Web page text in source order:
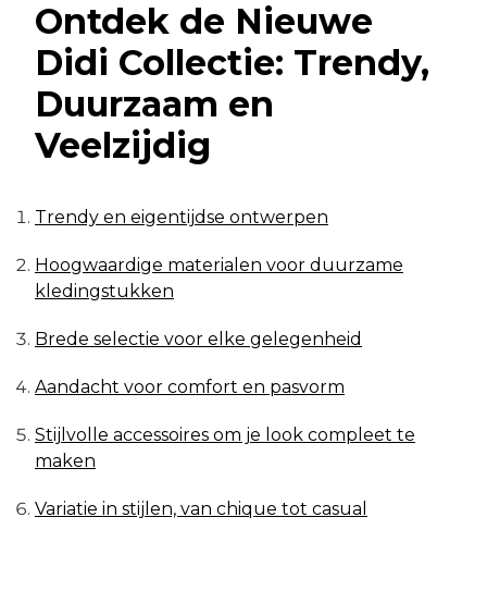
Ontdek de Nieuwe
Didi Collectie: Trendy,
Duurzaam en
Veelzijdig
Trendy en eigentijdse ontwerpen
Hoogwaardige materialen voor duurzame
kledingstukken
Brede selectie voor elke gelegenheid
Aandacht voor comfort en pasvorm
Stijlvolle accessoires om je look compleet te
maken
Variatie in stijlen, van chique tot casual